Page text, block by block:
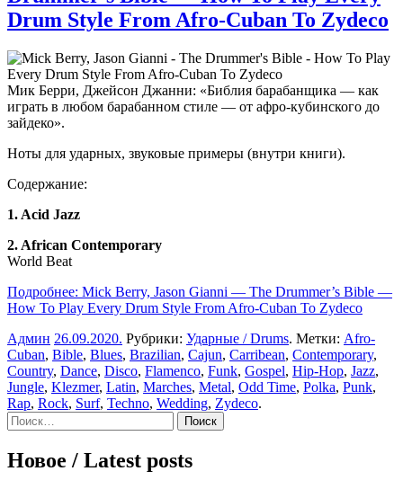
Drum Style From Afro-Cuban To Zydeco
Мик Берри, Джейсон Джанни: «Библия барабанщика — как
играть в любом барабанном стиле — от афро-кубинского до
зайдеко».
Ноты для ударных, звуковые примеры (внутри книги).
Содержание:
1. Acid Jazz
2. African Contemporary
World Beat
Подробнее: Mick Berry, Jason Gianni — The Drummer’s Bible —
How To Play Every Drum Style From Afro-Cuban To Zydeco
Админ 26.09.2020. Рубрики: Ударные / Drums. Метки: Afro-
Cuban, Bible, Blues, Brazilian, Cajun, Carribean, Contemporary,
Country, Dance, Disco, Flamenco, Funk, Gospel, Hip-Hop, Jazz,
Jungle, Klezmer, Latin, Marches, Metal, Odd Time, Polka, Punk,
Rap, Rock, Surf, Techno, Wedding, Zydeco.
Sidebar
Найти:
Новое / Latest posts